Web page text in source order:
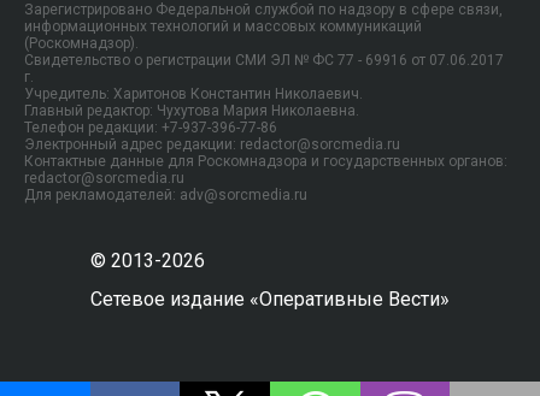
Зарегистрировано Федеральной службой по надзору в сфере связи,
информационных технологий и массовых коммуникаций
(Роскомнадзор).
Свидетельство о регистрации СМИ ЭЛ № ФС 77 - 69916 от 07.06.2017
г.
Учредитель: Харитонов Константин Николаевич.
Главный редактор: Чухутова Мария Николаевна.
Телефон редакции: +7-937-396-77-86
Электронный адрес редакции: redactor@sorcmedia.ru
Контактные данные для Роскомнадзора и государственных органов:
redactor@sorcmedia.ru
Для рекламодателей: adv@sorcmedia.ru
© 2013-2026
Сетевое издание «Оперативные Вести»